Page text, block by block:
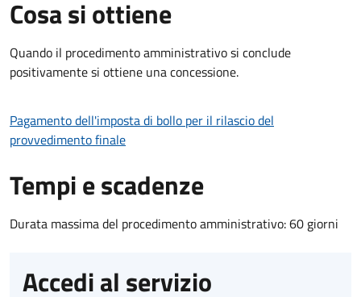
Cosa si ottiene
Quando il procedimento amministrativo si conclude
positivamente si ottiene una concessione.
Pagamento dell'imposta di bollo per il rilascio del
provvedimento finale
Tempi e scadenze
Durata massima del procedimento amministrativo: 60 giorni
Accedi al servizio